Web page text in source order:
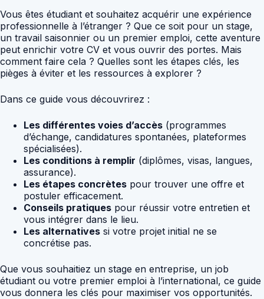
Vous êtes étudiant et souhaitez acquérir une expérience
professionnelle à l’étranger ? Que ce soit pour un stage,
un travail saisonnier ou un premier emploi, cette aventure
peut enrichir votre CV et vous ouvrir des portes. Mais
comment faire cela ? Quelles sont les étapes clés, les
pièges à éviter et les ressources à explorer ?
Dans ce guide vous découvrirez :
Les différentes voies d’accès (programmes
d’échange, candidatures spontanées, plateformes
spécialisées).
Les conditions à remplir (diplômes, visas, langues,
assurance).
Les étapes concrètes pour trouver une offre et
postuler efficacement.
Conseils pratiques pour réussir votre entretien et
vous intégrer dans le lieu.
Les alternatives si votre projet initial ne se
concrétise pas.
Que vous souhaitiez un stage en entreprise, un job
étudiant ou votre premier emploi à l’international, ce guide
vous donnera les clés pour maximiser vos opportunités.